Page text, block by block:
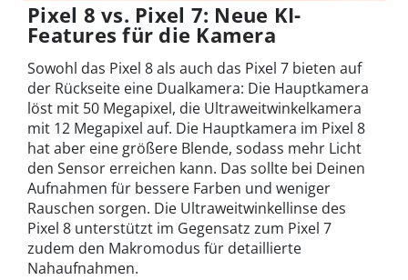
Pixel 8 vs. Pixel 7: Neue KI-
Features für die Kamera
Sowohl das Pixel 8 als auch das Pixel 7 bieten auf
der Rückseite eine Dualkamera: Die Hauptkamera
löst mit 50 Megapixel, die Ultraweitwinkelkamera
mit 12 Megapixel auf. Die Hauptkamera im Pixel 8
hat aber eine größere Blende, sodass mehr Licht
den Sensor erreichen kann. Das sollte bei Deinen
Aufnahmen für bessere Farben und weniger
Rauschen sorgen. Die Ultraweitwinkellinse des
Pixel 8 unterstützt im Gegensatz zum Pixel 7
zudem den Makromodus für detaillierte
Nahaufnahmen.